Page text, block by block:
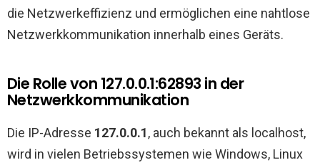
die Netzwerkeffizienz und ermöglichen eine nahtlose
Netzwerkkommunikation innerhalb eines Geräts.
Die Rolle von 127.0.0.1:62893 in der
Netzwerkkommunikation
Die IP-Adresse 127.0.0.1, auch bekannt als localhost,
wird in vielen Betriebssystemen wie Windows, Linux